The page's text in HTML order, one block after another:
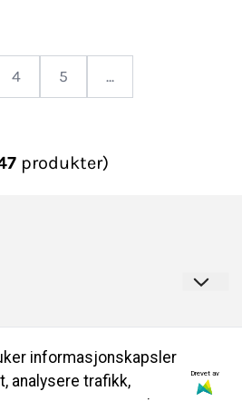
4 5 ...
produkter)
gate 2A
informasjonskapsler
analysere trafikk,
Drevet av